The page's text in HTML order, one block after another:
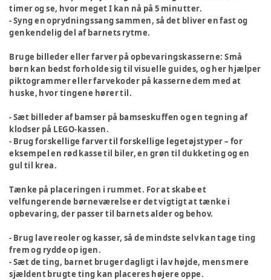
timer og se, hvor meget I kan nå på 5 minutter.
- Syng en oprydningssang sammen, så det bliver en fast og
genkendelig del af barnets rytme.
Bruge billeder eller farver på opbevaringskasserne: Små
børn kan bedst forholde sig til visuelle guides, og her hjælper
piktogrammer eller farvekoder på kasserne dem med at
huske, hvor tingene hører til.
- Sæt billeder af bamser på bamseskuffen og en tegning af
klodser på LEGO-kassen.
- Brug forskellige farver til forskellige legetøjstyper – for
eksempel en rød kasse til biler, en grøn til dukketing og en
gul til krea.
Tænke på placeringen i rummet. For at skabe et
velfungerende børneværelse er det vigtigt at tænke i
opbevaring, der passer til barnets alder og behov.
- Brug lave reoler og kasser, så de mindste selv kan tage ting
frem og rydde op igen.
- Sæt de ting, barnet bruger dagligt i lav højde, mens mere
sjældent brugte ting kan placeres højere oppe.